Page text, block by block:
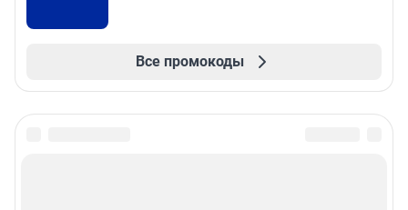
Все промокоды